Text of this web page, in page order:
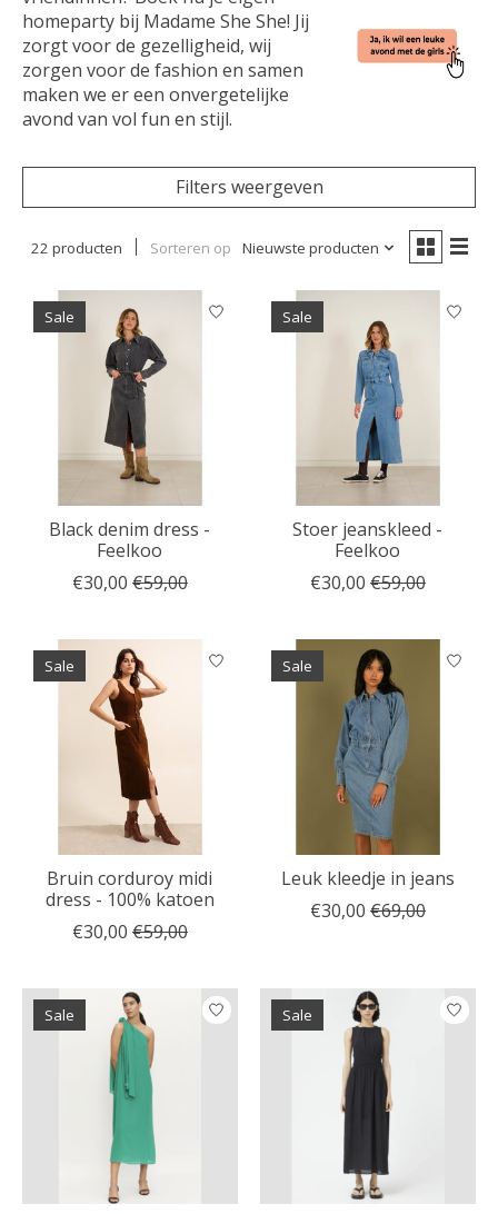
homeparty bij Madame She She! Jij
zorgt voor de gezelligheid, wij
zorgen voor de fashion en samen
maken we er een onvergetelijke
avond van vol fun en stijl.
Filters weergeven
22 producten Sorteren op Nieuwste producten
Sale
Black denim dress -
Feelkoo
€30,00 €59,00
Sale
Stoer jeanskleed -
Feelkoo
€30,00 €59,00
Sale
Bruin corduroy midi
dress - 100% katoen
€30,00 €59,00
Sale
Leuk kleedje in jeans
€30,00 €69,00
Sale Sale